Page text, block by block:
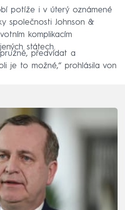
potíže i v úterý oznámené
společnosti Johnson &
komplikacím
státech.
předvídat a
je to možné,“ prohlásila von